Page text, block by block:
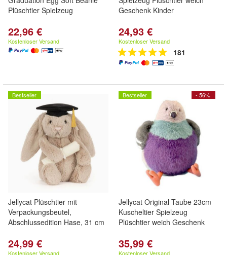
Plüschtier Spielzeug
22,96 €
Kostenloser Versand
Geschenk Kinder
24,93 €
Kostenloser Versand
181
Bestseller
Jellycat Plüschtier mit
Verpackungsbeutel,
Abschlussedition Hase, 31 cm
24,99 €
Kostenloser Versand
- 56%
Bestseller
Jellycat Original Taube 23cm
Kuscheltier Spielzeug
Plüschtier weich Geschenk
35,99 €
Kostenloser Versand